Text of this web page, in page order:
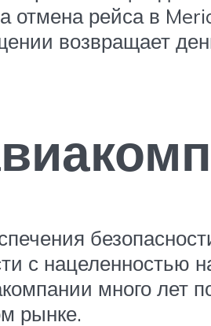
рейса в
возвращает
с нацеленностью
много лет
рынке.